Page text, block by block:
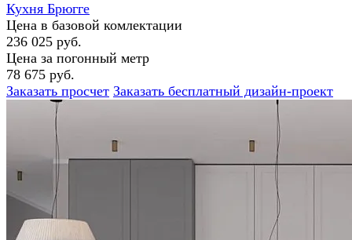
Кухня Брюгге
Цена в базовой комлектации
236 025 руб.
Цена за погонный метр
78 675 руб.
Заказать просчет Заказать бесплатный дизайн-проект